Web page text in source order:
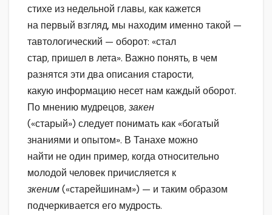
стихе из недельной главы, как кажется
на первый взгляд, мы находим именно такой —
тавтологический — оборот: «стал
стар, пришел в лета». Важно понять, в чем
разнятся эти два описания старости,
какую информацию несет нам каждый оборот.
По мнению мудрецов,закен
(«старый») следует понимать как «богатый
знаниями и опытом». В Танахе можно
найти не один пример, когда относительно
молодой человек причисляется к
зкеним(«старейшинам») — и таким образом
подчеркивается его мудрость.